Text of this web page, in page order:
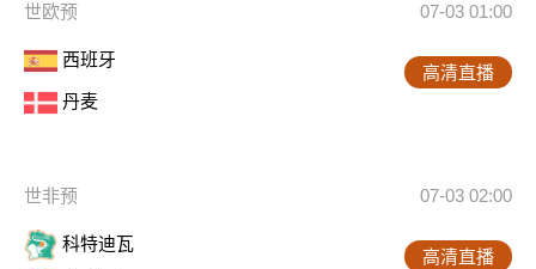
世欧预 07-03 01:00
西班牙
丹麦
高清直播
世非预 07-03 02:00
科特迪瓦
高清直播